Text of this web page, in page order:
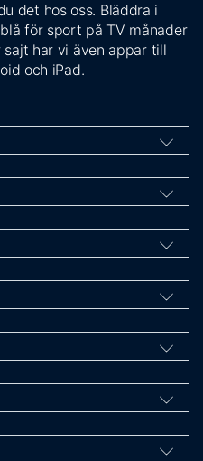
det hos oss. Bläddra i
för sport på TV månader
har vi även appar till
och iPad.